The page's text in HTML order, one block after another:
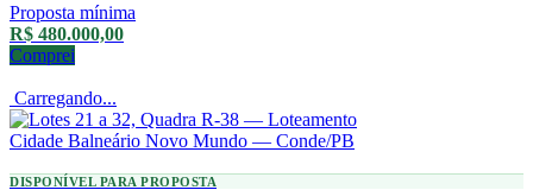
Proposta mínima
R$ 480.000,00
Comprei
Carregando...
DISPONÍVEL PARA PROPOSTA